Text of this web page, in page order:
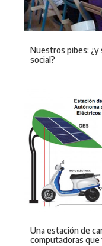
Nuestros pibes:
social?
Una estación de
computadoras que